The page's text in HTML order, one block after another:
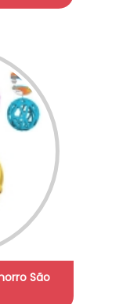
São